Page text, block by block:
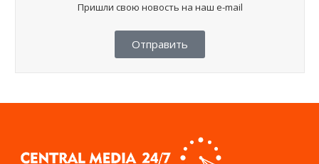
Пришли свою новость на наш e-mail
Отправить